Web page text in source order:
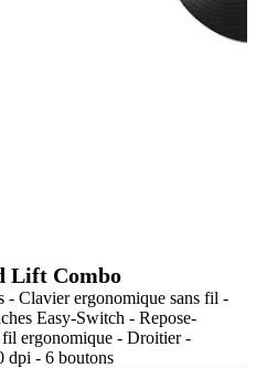
Lift Combo
- Clavier ergonomique sans fil -
Easy-Switch - Repose-
fil ergonomique - Droitier -
dpi - 6 boutons